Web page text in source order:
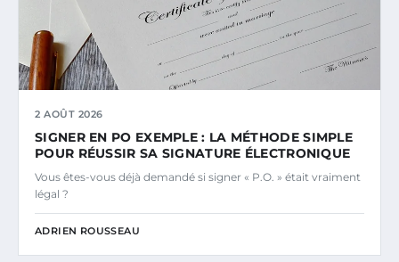
2 AOÛT 2026
SIGNER EN PO EXEMPLE : LA MÉTHODE SIMPLE
POUR RÉUSSIR SA SIGNATURE ÉLECTRONIQUE
Vous êtes-vous déjà demandé si signer « P.O. » était vraiment
légal ?
ADRIEN ROUSSEAU